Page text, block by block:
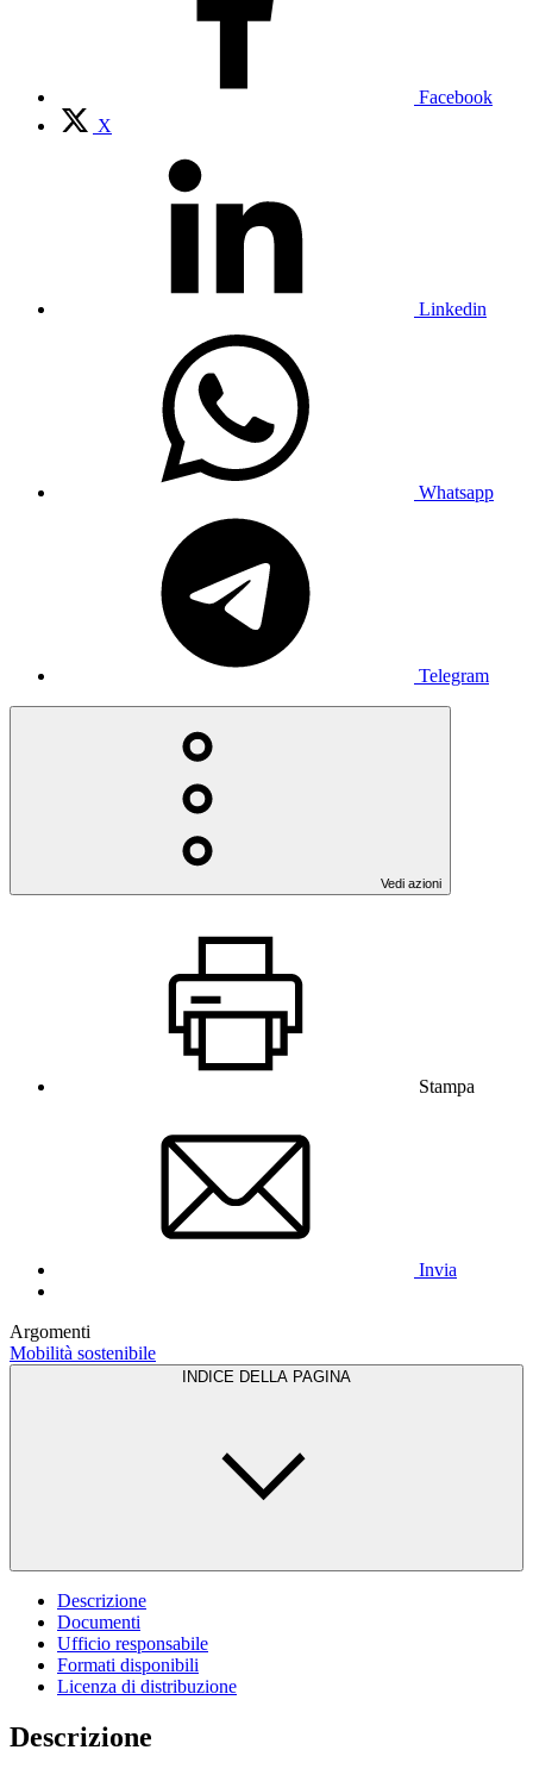
Facebook
X
Linkedin
Whatsapp
Telegram
Vedi azioni
Stampa
Invia
Argomenti
Mobilità sostenibile
INDICE DELLA PAGINA
Descrizione
Documenti
Ufficio responsabile
Formati disponibili
Licenza di distribuzione
Descrizione